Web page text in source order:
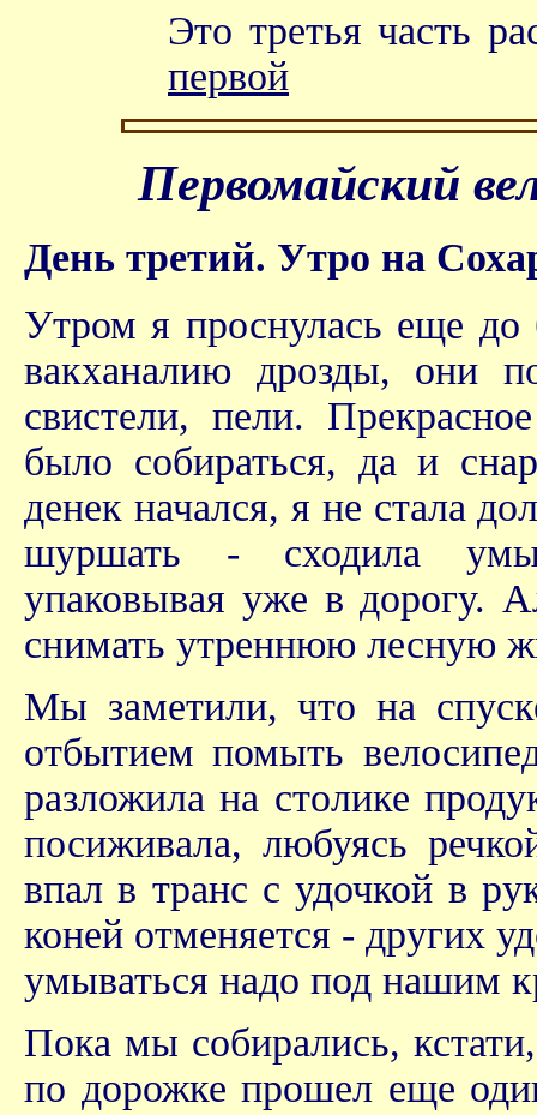
Это третья часть
первой
Первомайский
День третий. Утро на
Утром я проснулась еще до
вакханалию дрозды, они
свистели, пели.
было собираться, да и
денек начался, я не стала
шуршать - сходила
упаковывая уже в дорогу.
снимать утреннюю лесную
Мы заметили, что на
отбытием помыть
разложила на столике
посиживала, любуясь
впал в транс с удочкой в
коней отменяется - других
умываться надо под нашим
Пока мы собирались,
по дорожке прошел еще